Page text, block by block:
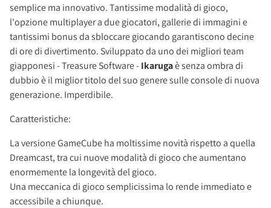
semplice ma innovativo. Tantissime modalità di gioco,
l'opzione multiplayer a due giocatori, gallerie di immagini e
tantissimi bonus da sbloccare giocando garantiscono decine
di ore di divertimento. Sviluppato da uno dei migliori team
giapponesi - Treasure Software -Ikarugaè senza ombra di
dubbio è il miglior titolo del suo genere sulle console di nuova
generazione. Imperdibile.
Caratteristiche:
La versione GameCube ha moltissime novità rispetto a quella
Dreamcast, tra cui nuove modalità di gioco che aumentano
enormemente la longevità del gioco.
Una meccanica di gioco semplicissima lo rende immediato e
accessibile a chiunque.